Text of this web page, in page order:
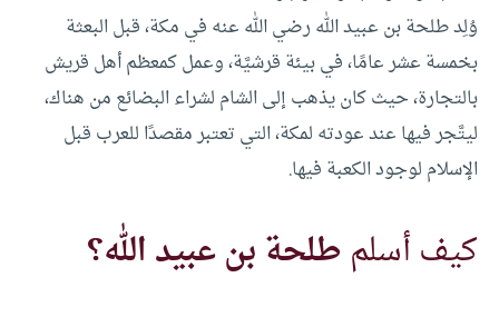
وُلِد طلحة بن عبيد الله رضي الله عنه في مكة، قبل البعثة
بخمسة عشر عامًا، في بيئة قرشيَّة، وعمل كمعظم أهل قريش
بالتجارة، حيث كان يذهب إلى الشام لشراء البضائع من هناك،
ليتَّجر فيها عند عودته لمكة، التي تعتبر مقصدًا للعرب قبل
الإسلام لوجود الكعبة فيها.
كيف أسلم طلحة بن عبيد الله؟